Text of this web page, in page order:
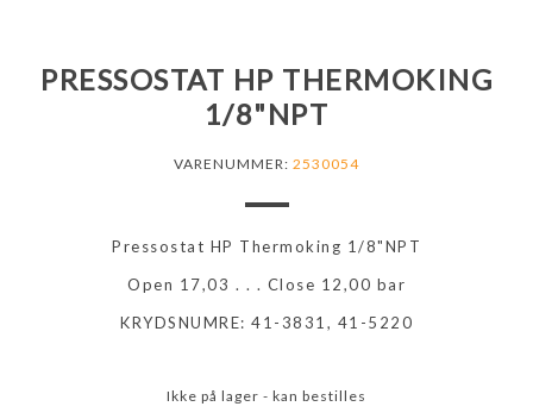
PRESSOSTAT HP THERMOKING
1/8"NPT
VARENUMMER: 2530054
Pressostat HP Thermoking 1/8"NPT
Open 17,03 . . . Close 12,00 bar
KRYDSNUMRE: 41-3831, 41-5220
Ikke på lager - kan bestilles